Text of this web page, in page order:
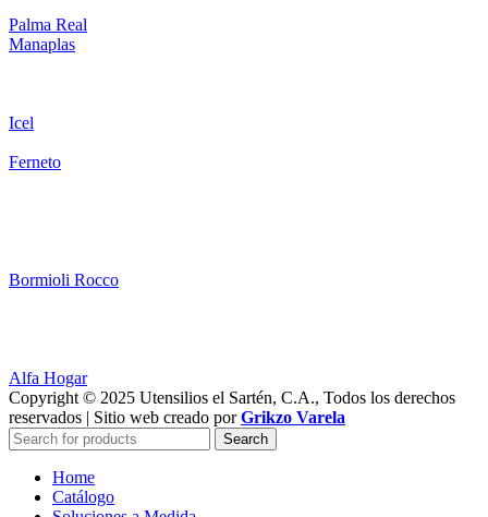
Palma Real
Manaplas
Icel
Ferneto
Bormioli Rocco
Alfa Hogar
Copyright © 2025 Utensilios el Sartén, C.A., Todos los derechos
reservados | Sitio web creado porGrikzo Varela
Search
Home
Catálogo